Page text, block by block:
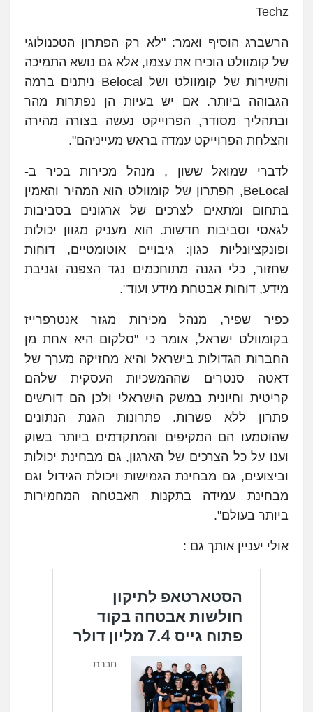
Techz
הרשברג הוסיף ואמר: "לא רק הפתרון הטכנולוגי
של קומוולט הוכיח את עצמו, אלא גם נושא התמיכה
והשירות של קומוולט ושל Belocal ניתנים ברמה
הגבוהה ביותר. אם יש בעיות הן נפתרות מהר
ובתהליך מסודר, הפרוייקט נעשה בצורה מהירה
והצלחת הפרוייקט עמדה בראש מעייניהם".
לדברי שמואל ששון , מנהל מכירות בכיר ב-
BeLocal, הפתרון של קומוולט הוא המהיר והאמין
בתחום ומתאים לצרכים של ארגונים בסביבות
לגאסי וסביבות חדשות. הוא מעניק מגוון יכולות
ופונקציונליות כגון: גיבויים אוטומטיים, דוחות
שחזור, כלי הגנה מתוחכמים נגד הצפנה וגניבת
מידע, דוחות אבטחת מידע ועוד".
כפיר שפיר, מנהל מכירות מגזר אנטרפרייז
בקומוולט ישראל, אומר כי "סלקום היא אחת מן
החברות הגדולות בישראל והיא מחזיקה מערך של
דאטה סנטרים שההמשכיות העסקית שלהם
קריטית וחיונית במשק הישראלי ולכן הם דורשים
פתרון ללא פשרות. פתרונות הגנת הנתונים
שהוטמעו הם המקיפים והמתקדמים ביותר בשוק
וענו על כל הצרכים של הארגון, גם מבחינת יכולות
וביצועים, גם מבחינת הגמישות ויכולת הגידול וגם
מבחינת עמידה בתקנות האבטחה המחמירות
ביותר בעולם".
אולי יעניין אותך גם :